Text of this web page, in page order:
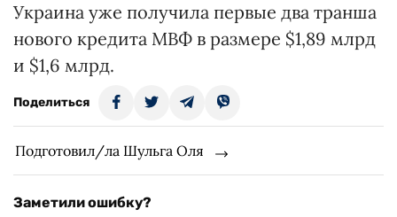
Украина уже получила первые два транша
нового кредита МВФ в размере $1,89 млрд
и $1,6 млрд.
Поделиться
Подготовил/ла Шульга Оля
Заметили ошибку?